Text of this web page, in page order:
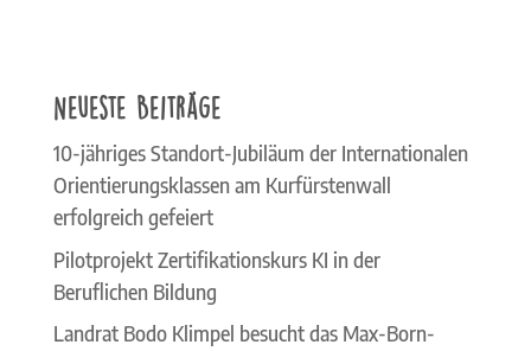
Neueste Beiträge
10-jähriges Standort-Jubiläum der Internationalen
Orientierungsklassen am Kurfürstenwall
erfolgreich gefeiert
Pilotprojekt Zertifikationskurs KI in der
Beruflichen Bildung
Landrat Bodo Klimpel besucht das Max-Born-